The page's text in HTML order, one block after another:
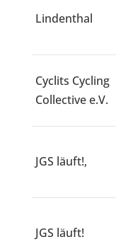
Lindenthal
Cyclits Cycling
Collective e.V.
JGS läuft!,
JGS läuft!